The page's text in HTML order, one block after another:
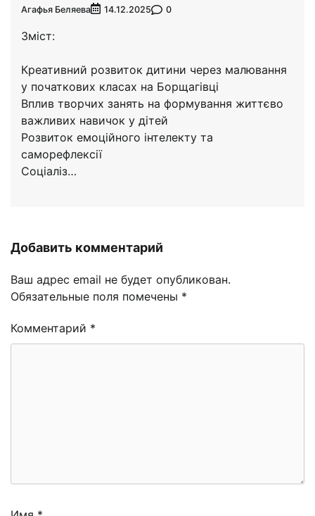
Агафья Беляева 14.12.2025 0
Зміст:
Креативний розвиток дитини через малювання
у початкових класах на Борщагівці
Вплив творчих занять на формування життєво
важливих навичок у дітей
Розвиток емоційного інтелекту та
саморефлексії
Соціаліз…
Добавить комментарий
Ваш адрес email не будет опубликован.
Обязательные поля помечены *
Комментарий *